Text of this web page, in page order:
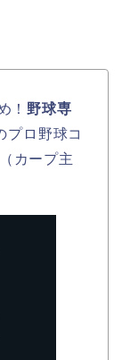
！ 野球専
プロ野球コ
カープ主